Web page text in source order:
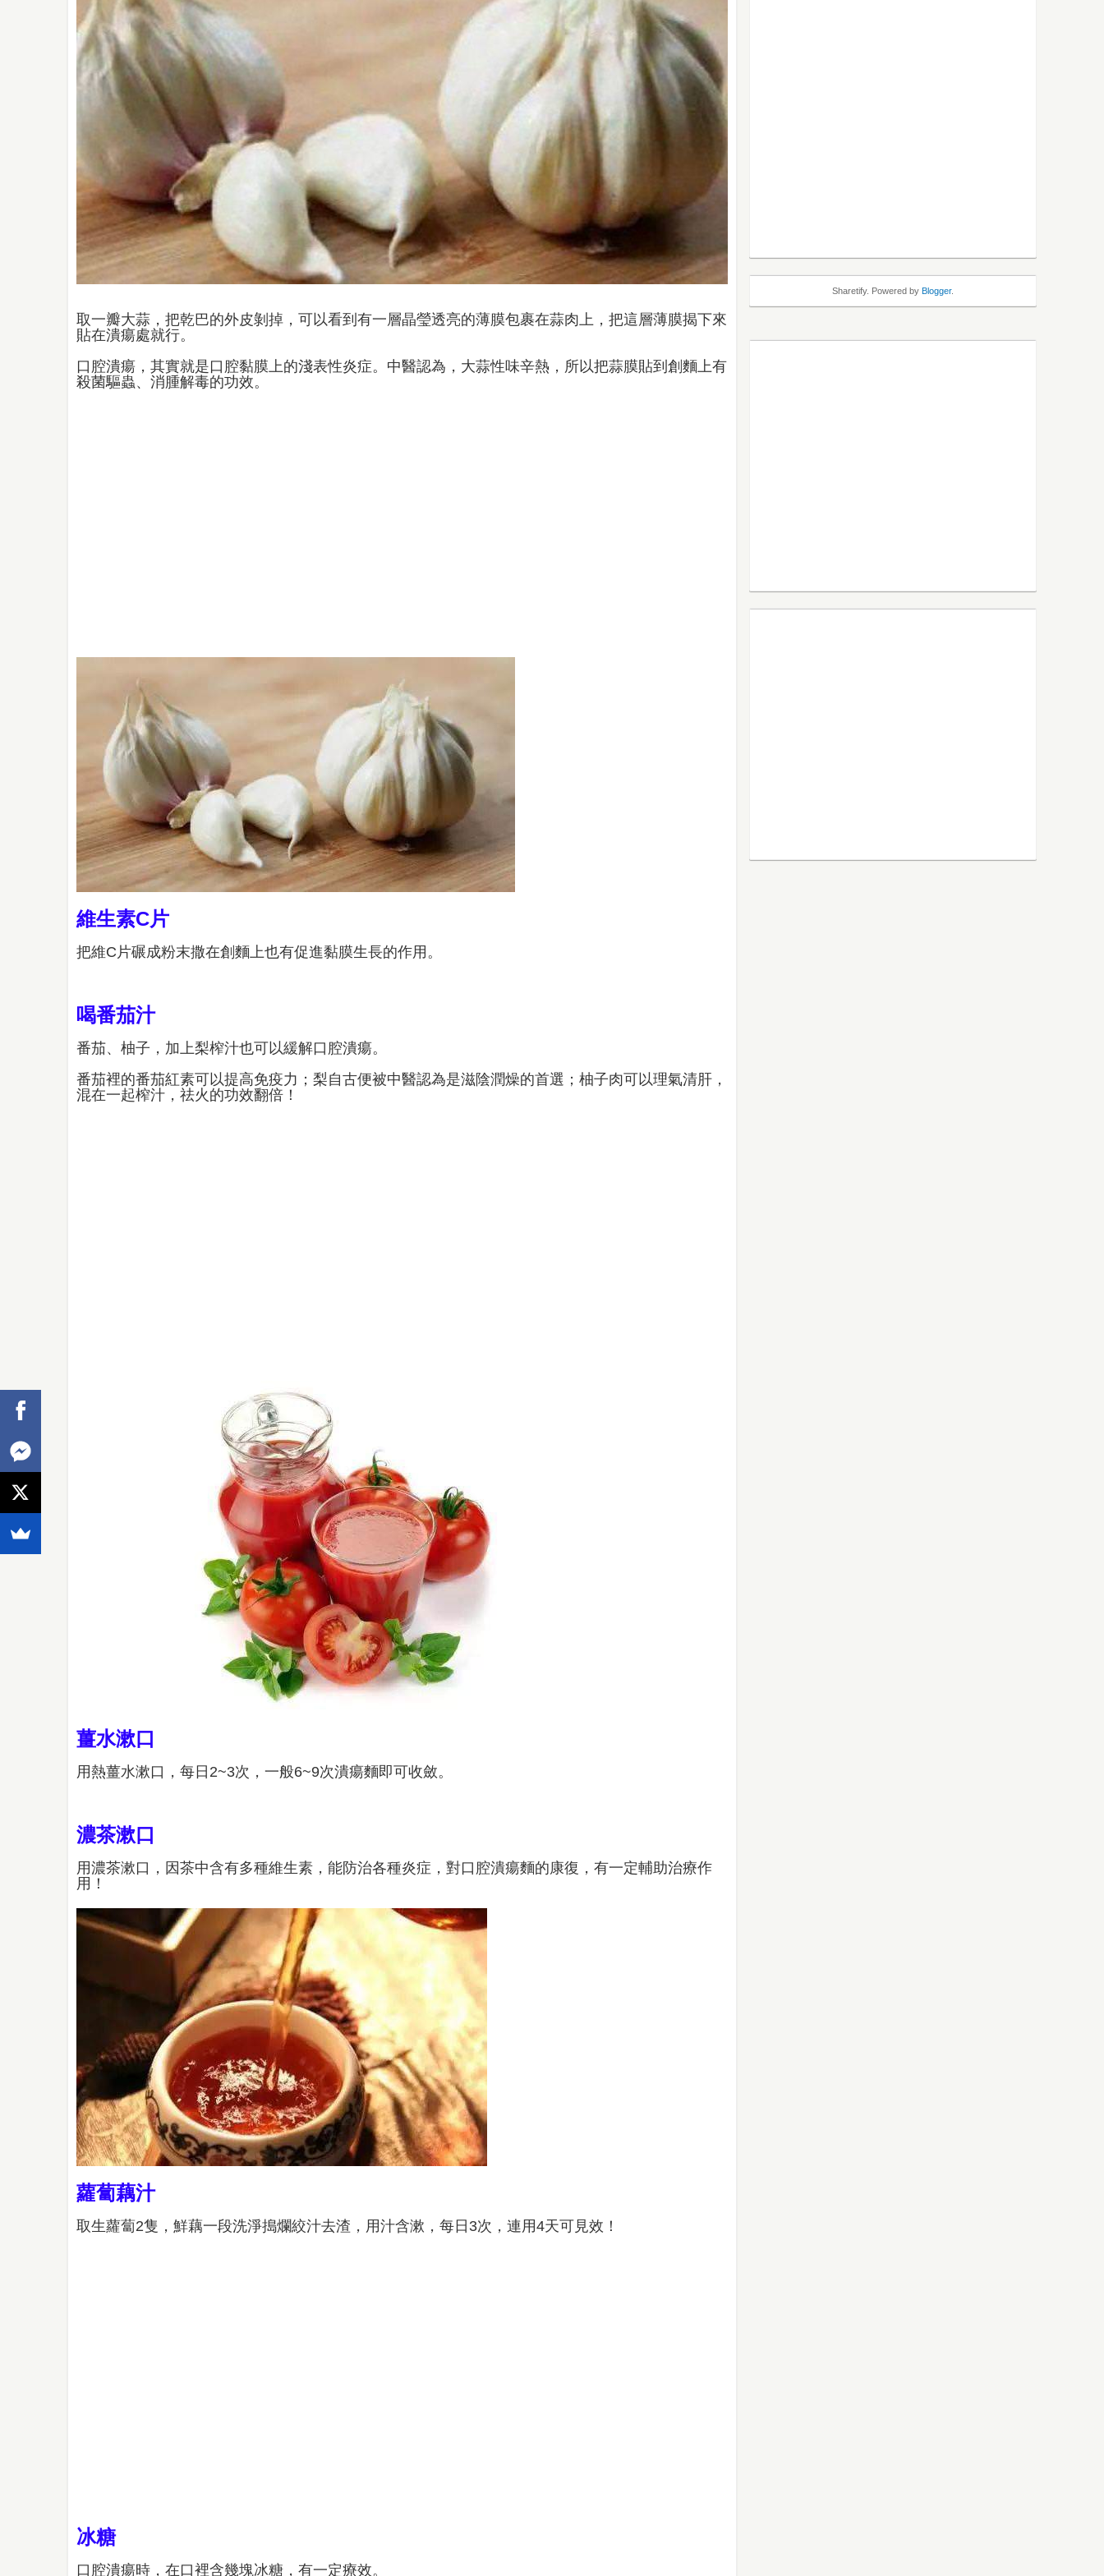
取一瓣大蒜，把乾巴的外皮剝掉，可以看到有一層晶瑩透亮的薄膜包裹在蒜肉上，把這層薄膜揭下來
貼在潰瘍處就行。
口腔潰瘍，其實就是口腔黏膜上的淺表性炎症。中醫認為，大蒜性味辛熱，所以把蒜膜貼到創麵上有
殺菌驅蟲、消腫解毒的功效。
維生素C片
把維C片碾成粉末撒在創麵上也有促進黏膜生長的作用。
喝番茄汁
番茄、柚子，加上梨榨汁也可以緩解口腔潰瘍。
番茄裡的番茄紅素可以提高免疫力；梨自古便被中醫認為是滋陰潤燥的首選；柚子肉可以理氣清肝，
混在一起榨汁，祛火的功效翻倍！
薑水漱口
用熱薑水漱口，每日2~3次，一般6~9次潰瘍麵即可收斂。
濃茶漱口
用濃茶漱口，因茶中含有多種維生素，能防治各種炎症，對口腔潰瘍麵的康復，有一定輔助治療作
用！
蘿蔔藕汁
取生蘿蔔2隻，鮮藕一段洗淨搗爛絞汁去渣，用汁含漱，每日3次，連用4天可見效！
冰糖
口腔潰瘍時，在口裡含幾塊冰糖，有一定療效。
Sharetify. Powered by Blogger.